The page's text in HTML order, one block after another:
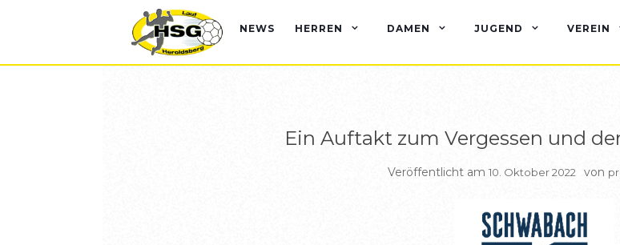
NEWS HERREN DAMEN JUGEND VEREIN
Ein Auftakt zum Vergessen und
Veröffentlicht am 10. Oktober 2022 von